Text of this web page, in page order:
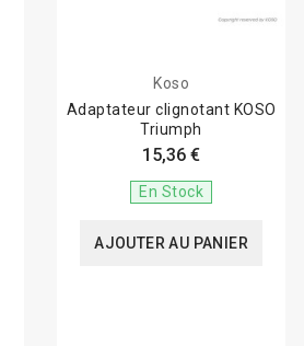
Koso
Adaptateur clignotant KOSO
Triumph
15,36 €
En Stock
AJOUTER AU PANIER